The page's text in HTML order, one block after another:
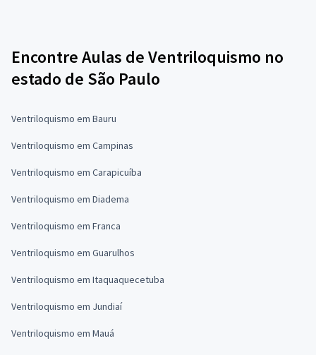
Encontre Aulas de Ventriloquismo no
estado de São Paulo
Ventriloquismo em Bauru
Ventriloquismo em Campinas
Ventriloquismo em Carapicuíba
Ventriloquismo em Diadema
Ventriloquismo em Franca
Ventriloquismo em Guarulhos
Ventriloquismo em Itaquaquecetuba
Ventriloquismo em Jundiaí
Ventriloquismo em Mauá